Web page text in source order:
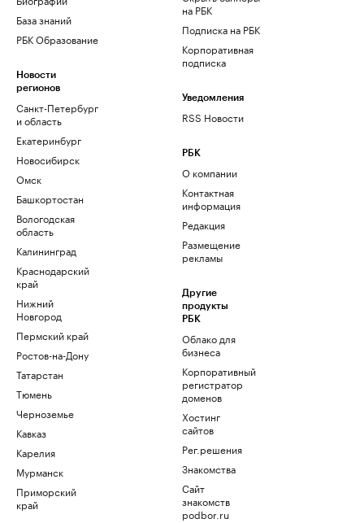
База знаний
РБК Образование
Новости
регионов
Санкт-Петербург
и область
Екатеринбург
Новосибирск
Омск
Башкортостан
Вологодская
область
Калининград
Краснодарский
край
Нижний
Новгород
Пермский край
Ростов-на-Дону
Татарстан
Тюмень
Черноземье
Кавказ
Карелия
Мурманск
Приморский
край
на РБК
Подписка на РБК
Корпоративная
подписка
Уведомления
RSS Новости
РБК
О компании
Контактная
информация
Редакция
Размещение
рекламы
Другие
продукты
РБК
Облако для
бизнеса
Корпоративный
регистратор
доменов
Хостинг
сайтов
Рег.решения
Знакомства
Сайт
знакомств
podbor.ru